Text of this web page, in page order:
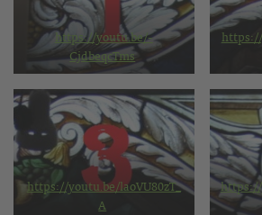
https://youtu.be/-
CjdbeqcTms
https://youtu.be/laoVU80zT_
A
https://